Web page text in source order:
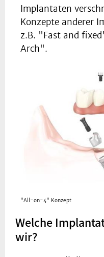
Implantaten
Konzepte anderer
z.B. "Fast and
Arch".
"All-on-4" Konzept
Welche
wir?